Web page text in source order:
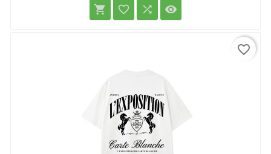
   
favorite_border